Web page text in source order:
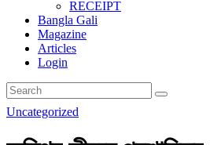
RECEIPT
Bangla Gali
Magazine
Articles
Login
Uncategorized